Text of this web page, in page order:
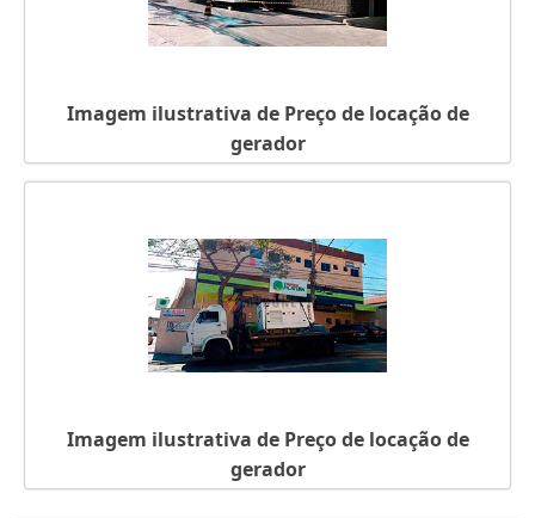
Imagem ilustrativa de Preço de locação de
gerador
Imagem ilustrativa de Preço de locação de
gerador